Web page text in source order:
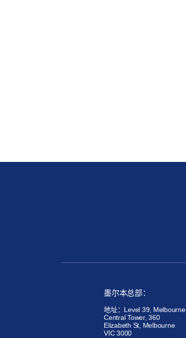
墨尔本总部：
地址：Level 39, Melbourne
Central Tower, 360
Elizabeth St, Melbourne
VIC 3000